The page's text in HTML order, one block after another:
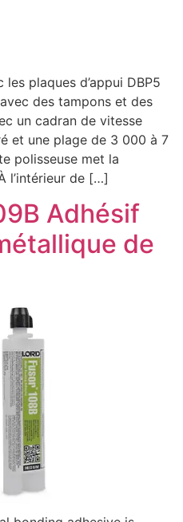
plaques d’appui DBP5
des tampons et des
un cadran de vitesse
et une plage de 3 000 à 7
polisseuse met la
l’intérieur de […]
Adhésif
de